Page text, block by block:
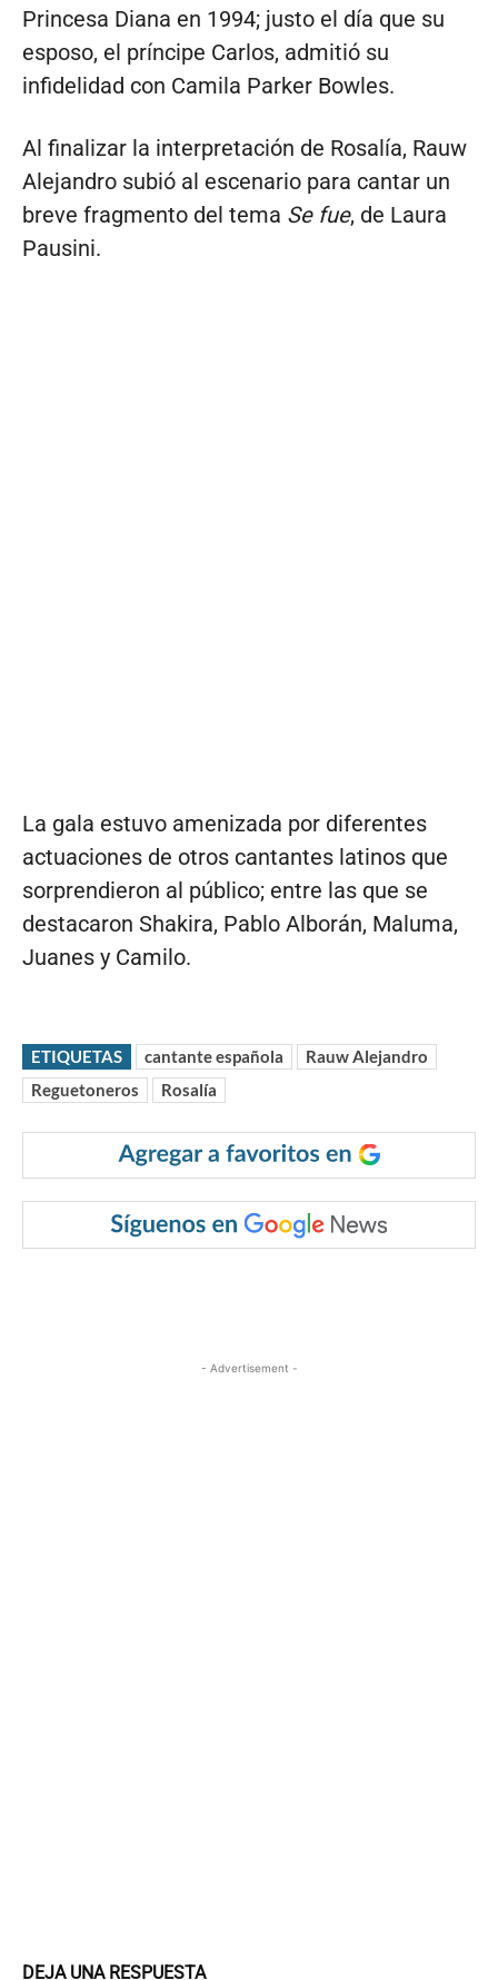
Princesa Diana en 1994; justo el día que su
esposo, el príncipe Carlos, admitió su
infidelidad con Camila Parker Bowles.
Al finalizar la interpretación de Rosalía, Rauw
Alejandro subió al escenario para cantar un
breve fragmento del tema Se fue, de Laura
Pausini.
La gala estuvo amenizada por diferentes
actuaciones de otros cantantes latinos que
sorprendieron al público; entre las que se
destacaron Shakira, Pablo Alborán, Maluma,
Juanes y Camilo.
ETIQUETAS cantante española
Rauw Alejandro
Reguetoneros
Rosalía
- Advertisement -
DEJA UNA RESPUESTA